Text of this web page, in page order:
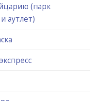
(парк
аутлет)